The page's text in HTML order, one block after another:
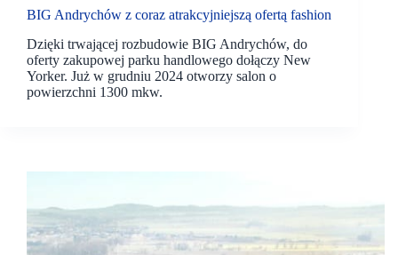
BIG Andrychów z coraz atrakcyjniejszą ofertą fashion
Dzięki trwającej rozbudowie BIG Andrychów, do
oferty zakupowej parku handlowego dołączy New
Yorker. Już w grudniu 2024 otworzy salon o
powierzchni 1300 mkw.